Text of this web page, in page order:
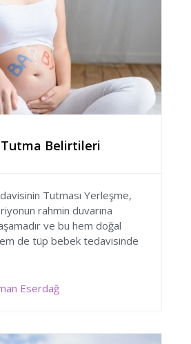
Belirtileri
Tutması Yerleşme,
rahmin duvarına
ve bu hem doğal
de tüp bebek tedavisinde
Eserdağ